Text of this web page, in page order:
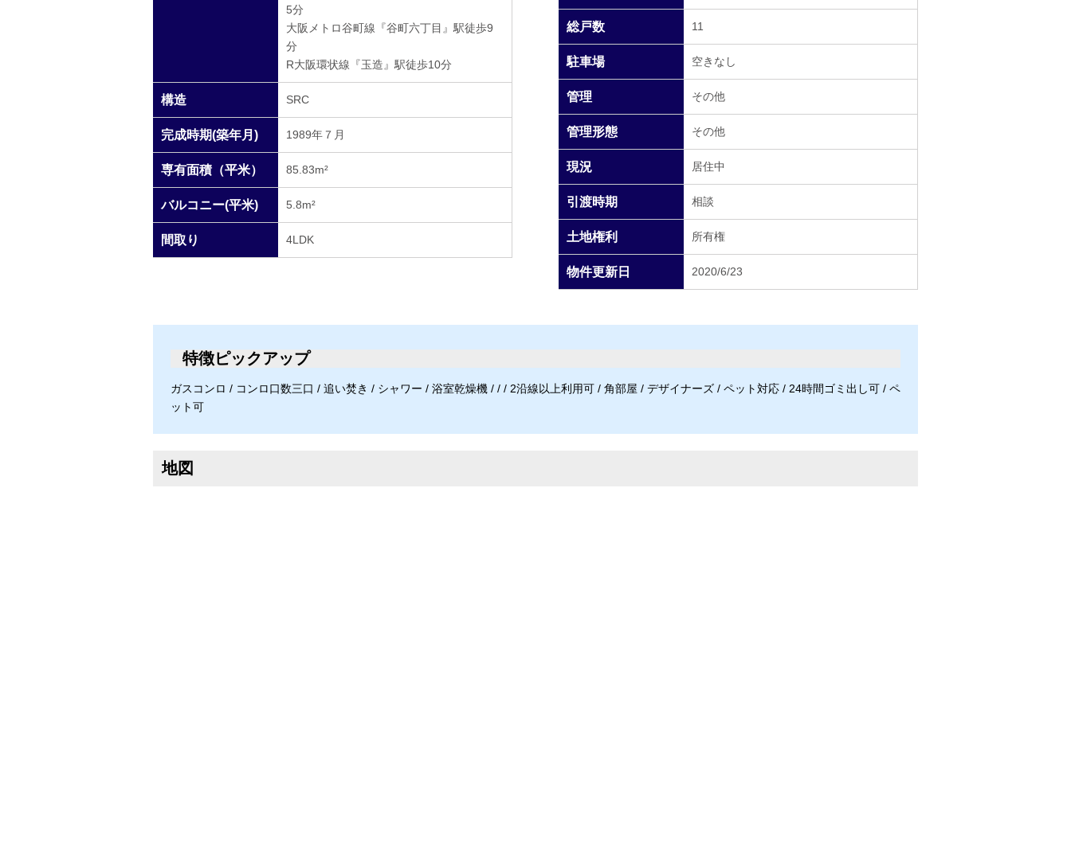
5分
大阪メトロ谷町線『谷町六丁目』駅徒歩9
分
R大阪環状線『玉造』駅徒歩10分
構造 SRC
完成時期(築年月) 1989年７月
専有面積（平米） 85.83m²
バルコニー(平米) 5.8m²
間取り 4LDK
総戸数 11
駐車場 空きなし
管理 その他
管理形態 その他
現況 居住中
引渡時期 相談
土地権利 所有権
物件更新日 2020/6/23
特徴ピックアップ
ガスコンロ / コンロ口数三口 / 追い焚き / シャワー / 浴室乾燥機 / / / 2沿線以上利用可 / 角部屋 / デザイナーズ / ペット対応 / 24時間ゴミ出し可 / ペ
ット可
地図